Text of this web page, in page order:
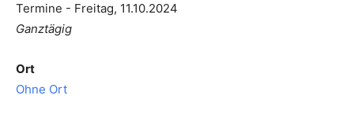
Termine - Freitag, 11.10.2024
Ganztägig
Ort
Ohne Ort